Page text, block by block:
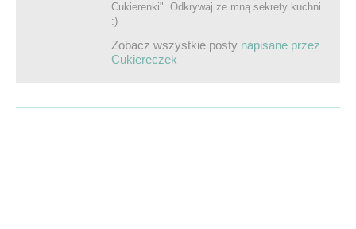
Cukierenki". Odkrywaj ze mną sekrety kuchni
:)
Zobacz wszystkie posty napisane przez
Cukiereczek